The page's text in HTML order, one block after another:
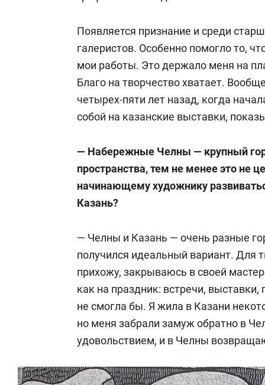
палате Набережных Челнов. С
С 2016 года начала заниматься в
руководством
«Уникальная графика» на
Сейчас работает заместителем
Появляется признание и среди
галеристов. Особенно помогло то,
мои работы. Это держало меня на
Благо на творчество хватает.
четырех-пяти лет назад, когда
собой на казанские выставки,
— Набережные Челны — крупный
пространства, тем не менее это не
начинающему художнику
Казань?
— Челны и Казань — очень разные
получился идеальный вариант. Для
прихожу, закрываюсь в своей
как на праздник: встречи,
не смогла бы. Я жила в Казани
но меня забрали замуж обратно в
удовольствием, и в Челны